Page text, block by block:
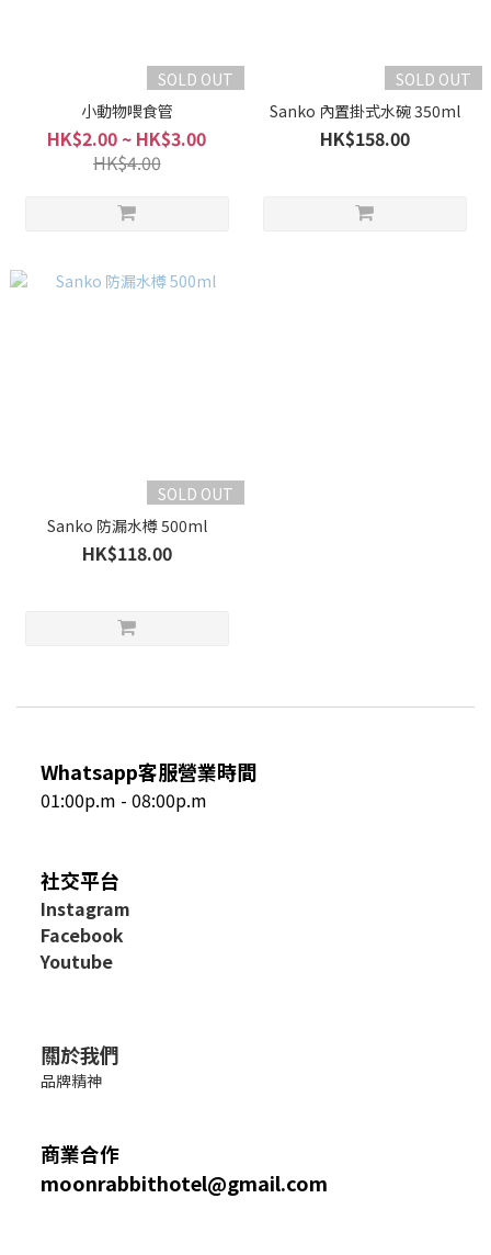
SOLD OUT
小動物喂食管
HK$2.00 ~ HK$3.00
HK$4.00
SOLD OUT
Sanko 內置掛式水碗 350ml
HK$158.00
SOLD OUT
Sanko 防漏水樽 500ml
HK$118.00
Whatsapp客服營業時間
01:00p.m - 08:00p.m
社交平台
Instagram
Facebook
Youtube
關於我們
品牌精神
商業合作
moonrabbithotel@gmail.com